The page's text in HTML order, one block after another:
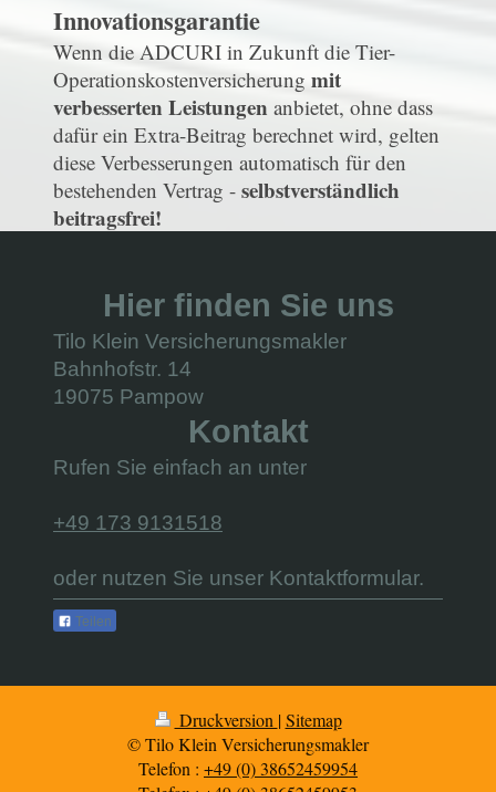
Innovationsgarantie
Wenn die ADCURI in Zukunft die Tier-
Operationskostenversicherung mit
verbesserten Leistungen anbietet, ohne dass
dafür ein Extra-Beitrag berechnet wird, gelten
diese Verbesserungen automatisch für den
bestehenden Vertrag - selbstverständlich
beitragsfrei!
Hier finden Sie uns
Tilo Klein Versicherungsmakler
Bahnhofstr. 14
19075 Pampow
Kontakt
Rufen Sie einfach an unter
+49 173 9131518
oder nutzen Sie unser Kontaktformular.
Teilen
Druckversion | Sitemap
© Tilo Klein Versicherungsmakler
Telefon : +49 (0) 38652459954